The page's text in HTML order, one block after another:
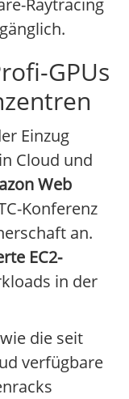
Raytracing
GPUs
Einzug
Cloud und
Web
Konferenz
an.
EC2-
in der
die seit
verfügbare